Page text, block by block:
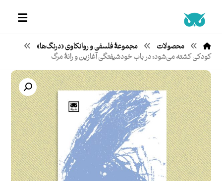
محصولات
مجموعۀ فلسفی و روانکاوی «درنگ‌ها»
کودکی کشته می‌شود: در باب خودشیفتگی آغازین و رانۀ مرگ